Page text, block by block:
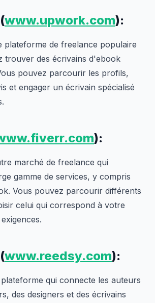
www.upwork.com):
plateforme de freelance populaire
trouver des écrivains d'ebook
pouvez parcourir les profils,
et engager un écrivain spécialisé
):
marché de freelance qui
gamme de services, y compris
Vous pouvez parcourir différents
celui qui correspond à votre
(www.reedsy.com):
qui connecte les auteurs
des designers et des écrivains